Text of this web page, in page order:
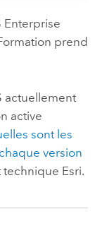
Enterprise
prend
actuellement
active
sont les
version
technique Esri.